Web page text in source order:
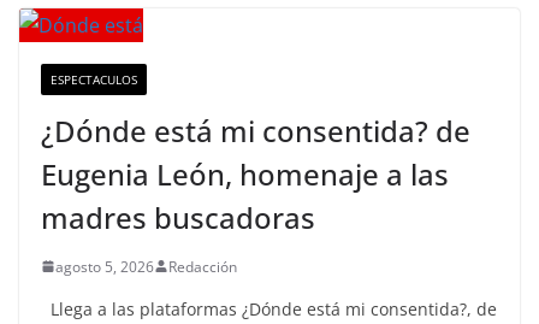
ESPECTACULOS
¿Dónde está mi consentida? de
Eugenia León, homenaje a las
madres buscadoras
agosto 5, 2026 Redacción
Llega a las plataformas ¿Dónde está mi consentida?, de